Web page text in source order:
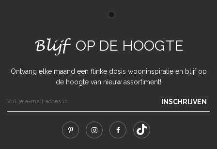
Blijf OP DE HOOGTE
Ontvang elke maand een flinke dosis wooninspiratie en blijf op
de hoogte van nieuw assortiment!
INSCHRIJVEN